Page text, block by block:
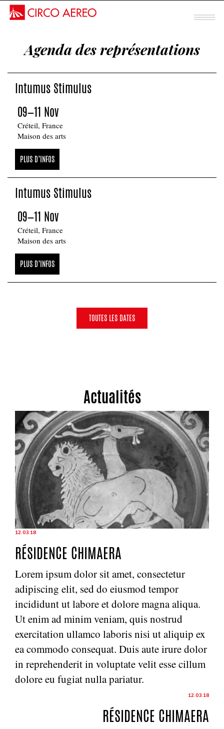
Spectacle mentalisme
Sous chapiteau
INTUMUS
Agenda des représentations
Intumus Stimulus
09—11 Nov
Créteil, France
Maison des arts
PLUS D’INFOS
Intumus Stimulus
09—11 Nov
Créteil, France
Maison des arts
PLUS D’INFOS
TOUTES LES DATES
Actualités
12.03.18
RÉSIDENCE CHIMAERA
Lorem ipsum dolor sit amet, consectetur
adipiscing elit, sed do eiusmod tempor
incididunt ut labore et dolore magna aliqua.
Ut enim ad minim veniam, quis nostrud
exercitation ullamco laboris nisi ut aliquip ex
ea commodo consequat. Duis aute irure dolor
in reprehenderit in voluptate velit esse cillum
dolore eu fugiat nulla pariatur.
12.03.18
RÉSIDENCE CHIMAERA